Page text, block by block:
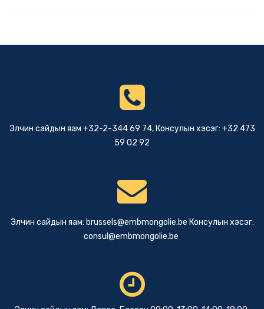
Элчин сайдын яам +32-2-344 69 74, Консулын хэсэг: +32 473
59 02 92
Элчин сайдын яам: brussels@embmongolie.be Консулын хэсэг:
consul@embmongolie.be